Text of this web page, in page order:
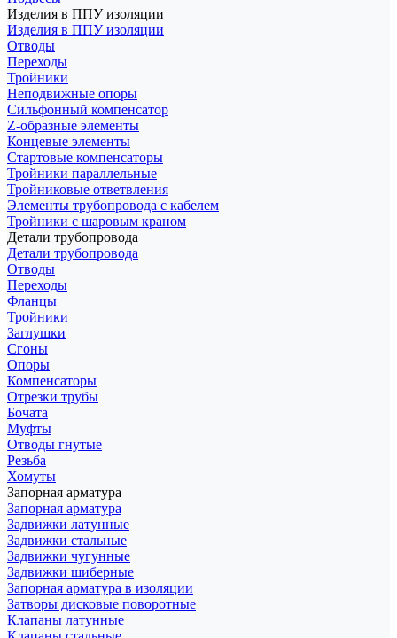
Изделия в ППУ изоляции
Изделия в ППУ изоляции
Отводы
Переходы
Тройники
Неподвижные опоры
Cильфонный компенсатор
Z-образные элементы
Концевые элементы
Стартовые компенсаторы
Тройники параллельные
Тройниковые ответвления
Элементы трубопровода с кабелем
Тройники с шаровым краном
Детали трубопровода
Детали трубопровода
Отводы
Переходы
Фланцы
Тройники
Заглушки
Сгоны
Опоры
Компенсаторы
Отрезки трубы
Бочата
Муфты
Отводы гнутые
Резьба
Хомуты
Запорная арматура
Запорная арматура
Задвижки латунные
Задвижки стальные
Задвижки чугунные
Задвижки шиберные
Запорная арматура в изоляции
Затворы дисковые поворотные
Клапаны латунные